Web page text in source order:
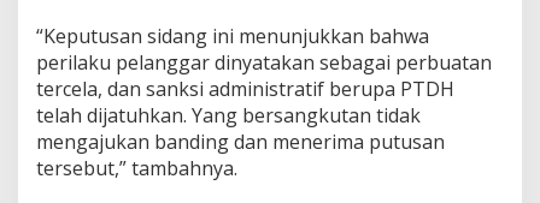
“Keputusan sidang ini menunjukkan bahwa
perilaku pelanggar dinyatakan sebagai perbuatan
tercela, dan sanksi administratif berupa PTDH
telah dijatuhkan. Yang bersangkutan tidak
mengajukan banding dan menerima putusan
tersebut,” tambahnya.